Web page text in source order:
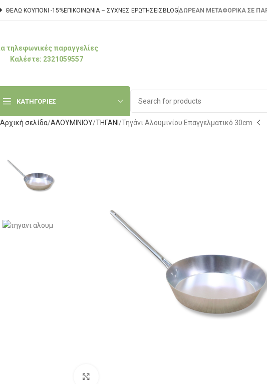
ΘΕΛΩ ΚΟΥΠΟΝΙ -15%ΕΠΙΚΟΙΝΩΝΊΑ – ΣΥΧΝΈΣ ΕΡΩΤΉΣΕΙΣBLOGΔΩΡΕΑΝ ΜΕΤΑΦΟΡΙΚΑ ΣΕ
τηλεφωνικές παραγγελίες
Καλέστε: 2321059557
ΚΑΤΗΓΟΡΙΕΣ
Αρχική σελίδα ΑΛΟΥΜΙΝΙΟΥ ΤΗΓΑΝΙ Τηγάνι Αλουμινίου Επαγγελματικό 30cm